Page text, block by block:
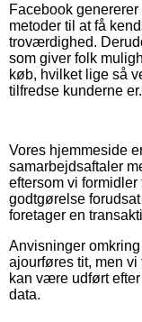
Facebook
metoder til at få
troværdighed.
som giver folk
køb, hvilket lige så
tilfredse kunderne er.
Vores hjemmeside
samarbejdsaftaler
eftersom vi
godtgørelse
foretager en
Anvisninger
ajourføres tit, men
kan være udført
data.